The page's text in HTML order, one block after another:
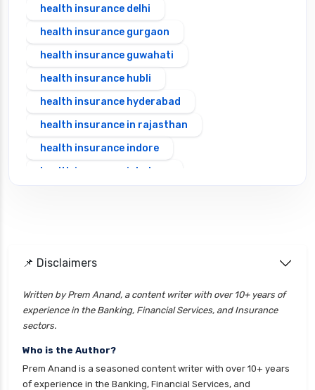
health insurance delhi
health insurance gurgaon
health insurance guwahati
health insurance hubli
health insurance hyderabad
health insurance in rajasthan
health insurance indore
health insurance jabalpur
health insurance lucknow
health insurance mumbai
health insurance nagpur
health insurance noida
📌 Disclaimers
Written by Prem Anand, a content writer with over 10+ years of
experience in the Banking, Financial Services, and Insurance
sectors.
Who is the Author?
Prem Anand is a seasoned content writer with over 10+ years
of experience in the Banking, Financial Services, and